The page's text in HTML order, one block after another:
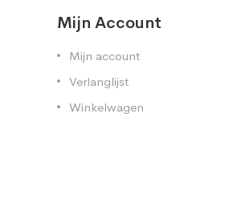
Mijn Account
Mijn account
Verlanglijst
Winkelwagen